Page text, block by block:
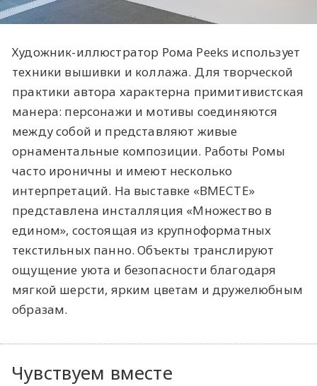
Художник-иллюстратор Рома Peeks использует
техники вышивки и коллажа. Для творческой
практики автора характерна примитивистская
манера: персонажи и мотивы соединяются
между собой и представляют живые
орнаментальные композиции. Работы Ромы
часто ироничны и имеют несколько
интерпретаций. На выставке «ВМЕСТЕ»
представлена инсталляция «Множество в
едином», состоящая из крупноформатных
текстильных панно. Объекты транслируют
ощущение уюта и безопасности благодаря
мягкой шерсти, ярким цветам и дружелюбным
образам.
Чувствуем вместе